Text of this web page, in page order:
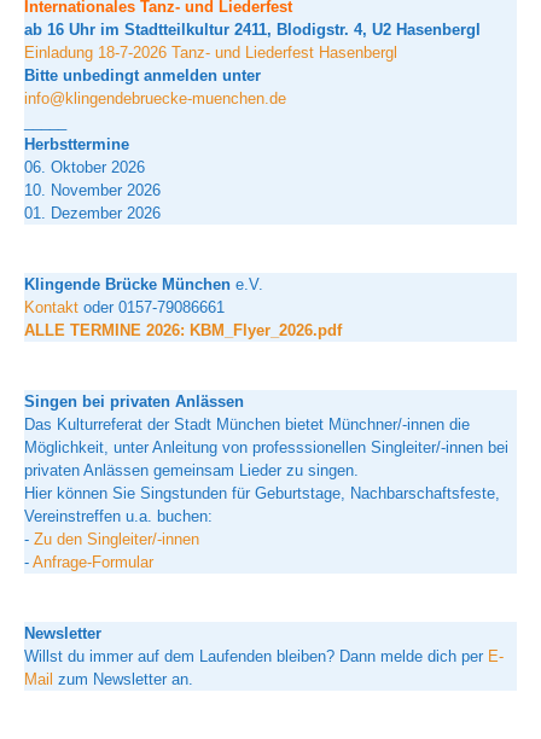
Internationales Tanz- und Liederfest
ab 16 Uhr im Stadtteilkultur 2411, Blodigstr. 4, U2 Hasenbergl
Einladung 18-7-2026 Tanz- und Liederfest Hasenbergl
Bitte unbedingt anmelden unter
info@klingendebruecke-muenchen.de
Herbsttermine
06. Oktober 2026
10. November 2026
01. Dezember 2026
Klingende Brücke München e.V.
Kontakt oder 0157-79086661
ALLE TERMINE 2026: KBM_Flyer_2026.pdf
Singen bei privaten Anlässen
Das Kulturreferat der Stadt München bietet Münchner/-innen die
Möglichkeit, unter Anleitung von professsionellen Singleiter/-innen bei
privaten Anlässen gemeinsam Lieder zu singen.
Hier können Sie Singstunden für Geburtstage, Nachbarschaftsfeste,
Vereinstreffen u.a. buchen:
- Zu den Singleiter/-innen
- Anfrage-Formular
Newsletter
Willst du immer auf dem Laufenden bleiben? Dann melde dich per E-
Mail zum Newsletter an.